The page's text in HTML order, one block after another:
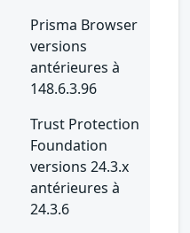
Prisma Browser
versions
antérieures à
148.6.3.96
Trust Protection
Foundation
versions 24.3.x
antérieures à
24.3.6